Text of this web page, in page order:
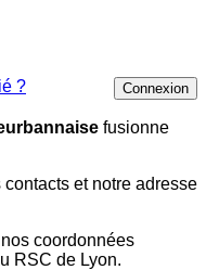
Connexion
?
fusionne
et notre adresse
coordonnées
RSC de Lyon.